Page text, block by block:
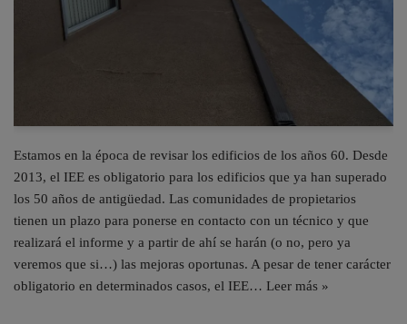
Estamos en la época de revisar los edificios de los años 60. Desde
2013, el IEE es obligatorio para los edificios que ya han superado
los 50 años de antigüedad. Las comunidades de propietarios
tienen un plazo para ponerse en contacto con un técnico y que
realizará el informe y a partir de ahí se harán (o no, pero ya
veremos que si…) las mejoras oportunas. A pesar de tener carácter
obligatorio en determinados casos, el IEE… Leer más »